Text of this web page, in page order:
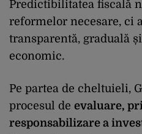
Predictibilitatea fiscală
reformelor necesare, ci
transparentă, graduală
economic.
Pe partea de cheltuieli,
procesul de evaluare,
responsabilizare a